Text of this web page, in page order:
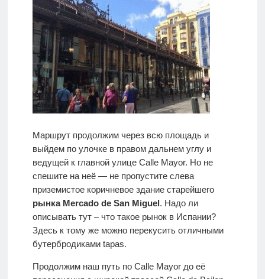
Маршрут продолжим через всю площадь и
выйдем по улочке в правом дальнем углу и
ведущей к главной улице Calle Mayor. Но не
спешите на неё — не пропустите слева
приземистое коричневое здание старейшего
рынка Mercado de San Miguel . Надо ли
описывать тут – что такое рынок в Испании?
Здесь к тому же можно перекусить отличными
бутербродиками tapas.
Продолжим наш путь по Calle Mayor до её